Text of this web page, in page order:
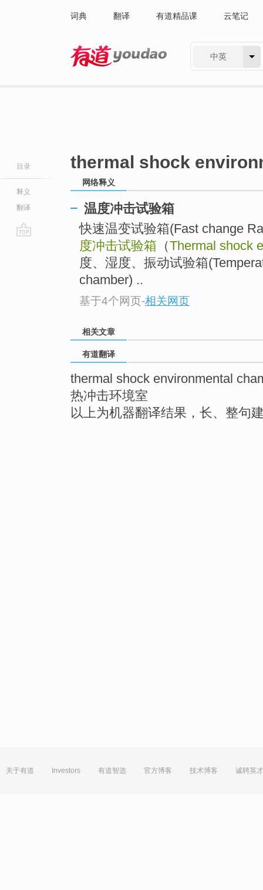
词典 翻译 有道精品课 云笔记
中英
目录
释义
翻译
thermal shock
网络释义
温度冲击试验箱
快速温变试验箱(Fast change
度冲击试验箱 （Thermal shock
度、湿度、振动试验箱
chamber) ..
基于4个网页-相关网页
相关文章
有道翻译
thermal shock environmental
热冲击环境室
以上为机器翻译结果，长、整句
关于有道 Investors 有道智选 官方博客 技术博客 诚聘英才